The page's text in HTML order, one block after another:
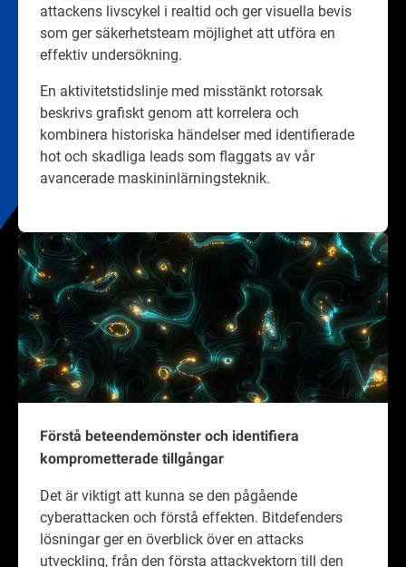
attackens livscykel i realtid och ger visuella bevis
som ger säkerhetsteam möjlighet att utföra en
effektiv undersökning.
En aktivitetstidslinje med misstänkt rotorsak
beskrivs grafiskt genom att korrelera och
kombinera historiska händelser med identifierade
hot och skadliga leads som flaggats av vår
avancerade maskininlärningsteknik.
Förstå beteendemönster och identifiera
komprometterade tillgångar
Det är viktigt att kunna se den pågående
cyberattacken och förstå effekten. Bitdefenders
lösningar ger en överblick över en attacks
utveckling, från den första attackvektorn till den